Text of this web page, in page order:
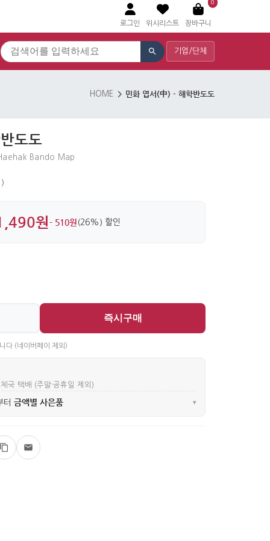
로그인 위시리스트
0
장바구니
기업/단체
HOME 민화 엽서(中) - 해학반도도
도도
Bando Map
원- 510원 (26%) 할인
즉시구매
다 (네이버페이 제외)
국 택배 (주말·공휴일 제외)
터 금액별 사은품 ▾